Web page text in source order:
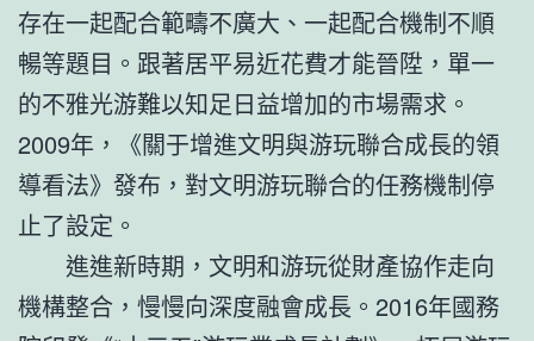
存在一起配合範疇不廣大、一起配合機制不順
暢等題目。跟著居平易近花費才能晉陞，單一
的不雅光游難以知足日益增加的市場需求。
2009年，《關于增進文明與游玩聯合成長的領
導看法》發布，對文明游玩聯合的任務機制停
止了設定。
進進新時期，文明和游玩從財產協作走向
機構整合，慢慢向深度融會成長。2016年國務